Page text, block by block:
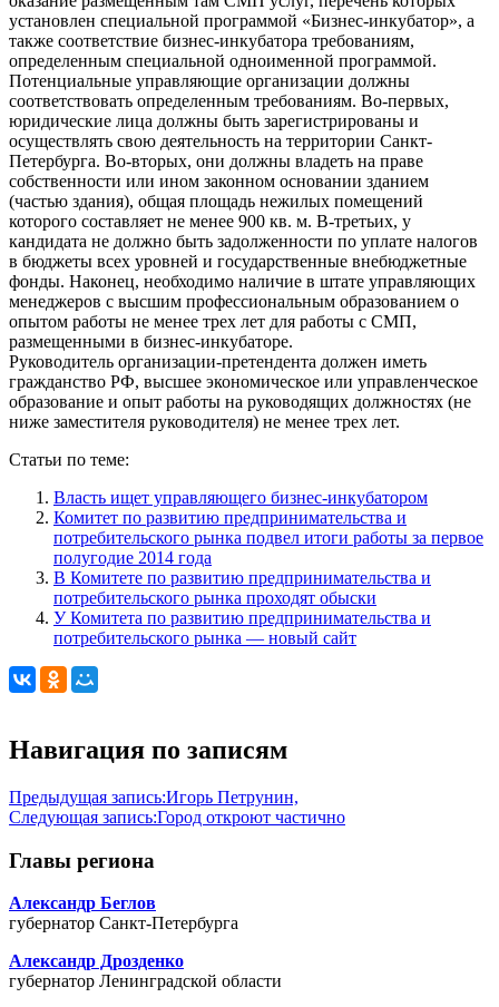
установлен специальной программой «Бизнес-инкубатор», а
также соответствие бизнес-инкубатора требованиям,
определенным специальной одноименной программой.
Потенциальные управляющие организации должны
соответствовать определенным требованиям. Во-первых,
юридические лица должны быть зарегистрированы и
осуществлять свою деятельность на территории Санкт-
Петербурга. Во-вторых, они должны владеть на праве
собственности или ином законном основании зданием
(частью здания), общая площадь нежилых помещений
которого составляет не менее 900 кв. м. В-третьих, у
кандидата не должно быть задолженности по уплате налогов
в бюджеты всех уровней и государственные внебюджетные
фонды. Наконец, необходимо наличие в штате управляющих
менеджеров с высшим профессиональным образованием о
опытом работы не менее трех лет для работы с СМП,
размещенными в бизнес-инкубаторе.
Руководитель организации-претендента должен иметь
гражданство РФ, высшее экономическое или управленческое
образование и опыт работы на руководящих должностях (не
ниже заместителя руководителя) не менее трех лет.
Статьи по теме:
Власть ищет управляющего бизнес-инкубатором
Комитет по развитию предпринимательства и
потребительского рынка подвел итоги работы за первое
полугодие 2014 года
В Комитете по развитию предпринимательства и
потребительского рынка проходят обыски
У Комитета по развитию предпринимательства и
потребительского рынка — новый сайт
Навигация по записям
Предыдущая запись:Игорь Петрунин,
Следующая запись:Город откроют частично
Главы региона
Александр Беглов
губернатор Санкт-Петербурга
Александр Дрозденко
губернатор Ленинградской области